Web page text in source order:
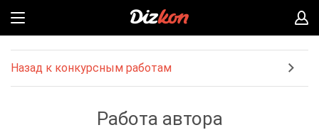
Назад к конкурсным работам
Работа автора